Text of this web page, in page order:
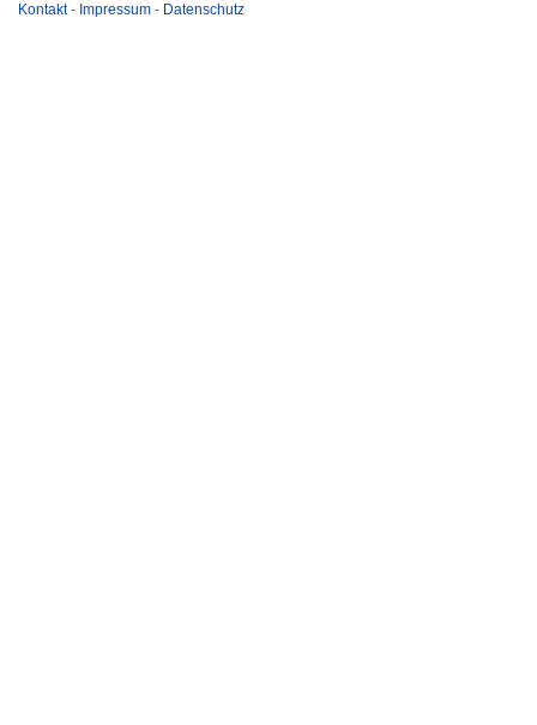
Kontakt- Impressum - Datenschutz